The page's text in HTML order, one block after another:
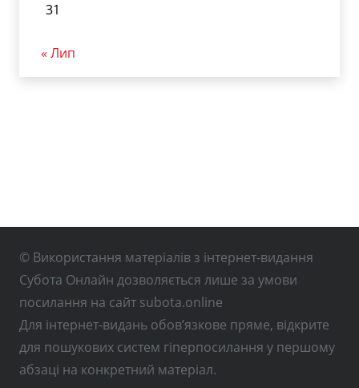
31
« Лип
© Використання матеріалів з інтернет-видання
Субота Онлайн дозволяється лише за умови
посилання на сайт subota.online
Для інтернет-видань обов’язкове пряме, відкрите
для пошукових систем гіперпосилання у першому
абзаці на конкретний матеріал.